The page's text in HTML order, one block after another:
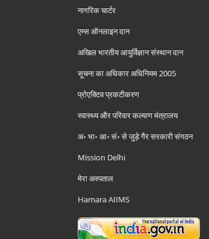
नागरिक चार्टर
एम्स ऑनलाइन दान
अखिल भारतीय आयुर्विज्ञान संस्थान दान
सूचना का अधिकार अधिनियम 2005
प्रोएक्टिव प्रकटीकरण
स्वास्थ्य और परिवार कल्याण मंत्रालय
अ॰ भा॰ आ॰ सं॰ से जुड़े गैर सरकारी संगठन
Mission Delhi
मेरा अस्पताल
Hamara AIIMS